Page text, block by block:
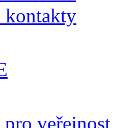
kontakty
veřejnost